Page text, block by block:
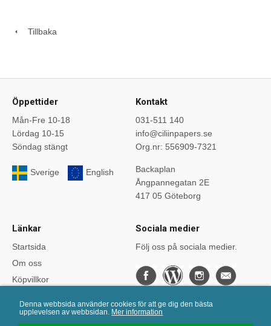
Denna webbsida använder cookies för att ge dig den bästa
upplevelsen av webbsidan. Mer information
Tillbaka
Öppettider
Mån-Fre 10-18
Lördag 10-15
Söndag stängt
Sverige English
Kontakt
031-511 140
info@ciliinpapers.se
Org.nr: 556909-7321
Backaplan
Ångpannegatan 2E
417 05 Göteborg
Länkar
Startsida
Om oss
Köpvillkor
Kurser
Sociala medier
Följ oss på sociala medier.